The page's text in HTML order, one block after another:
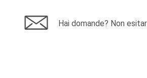
Hai domande? Non